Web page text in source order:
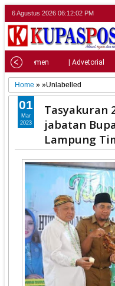
6 Agustus 2026 06:12:03 PM
| Parlemen | Advetorial
Home » »Unlabelled
Tasyakuran
jabatan
Lampung
01
Mar
2023